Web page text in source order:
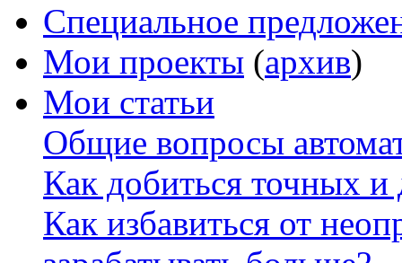
Специальное
Мои проекты (архив)
Мои статьи
Общие вопросы
Как добиться точных
Как избавиться от